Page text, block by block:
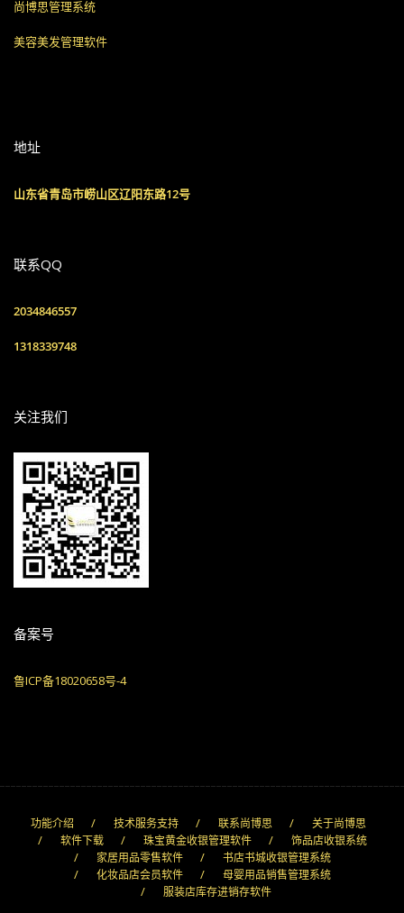
软件下载
珠宝黄金收银管理软件
饰品店收银系统
家居用品零售软件
书店书城收银管理系统
化妆品店会员软件
母婴用品销售管理系统
服装店库存进销存软件